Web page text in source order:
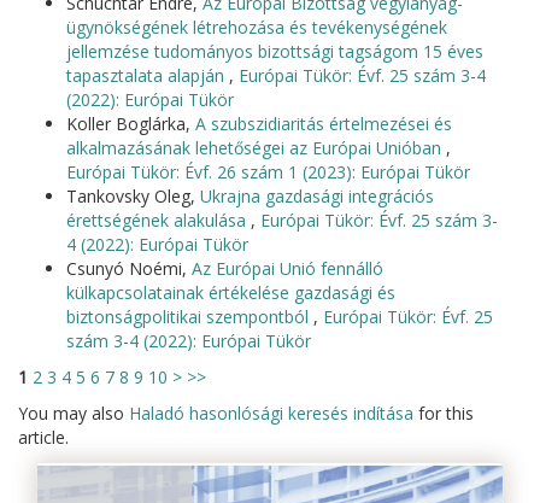
ügynökségének létrehozása és tevékenységének
jellemzése tudományos bizottsági tagságom 15 éves
tapasztalata alapján , Európai Tükör: Évf. 25 szám 3-4
(2022): Európai Tükör
Koller Boglárka, A szubszidiaritás értelmezései és
alkalmazásának lehetőségei az Európai Unióban ,
Európai Tükör: Évf. 26 szám 1 (2023): Európai Tükör
Tankovsky Oleg, Ukrajna gazdasági integrációs
érettségének alakulása , Európai Tükör: Évf. 25 szám 3-
4 (2022): Európai Tükör
Csunyó Noémi, Az Európai Unió fennálló
külkapcsolatainak értékelése gazdasági és
biztonságpolitikai szempontból , Európai Tükör: Évf. 25
szám 3-4 (2022): Európai Tükör
1 2 3 4 5 6 7 8 9 10 > >>
You may also Haladó hasonlósági keresés indítása for this
article.